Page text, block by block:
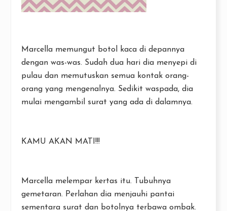
Marcella memungut botol kaca di depannya
dengan was-was. Sudah dua hari dia menyepi di
pulau dan memutuskan semua kontak orang-
orang yang mengenalnya. Sedikit waspada, dia
mulai mengambil surat yang ada di dalamnya.
KAMU AKAN MATI!!!
Marcella melempar kertas itu. Tubuhnya
gemetaran. Perlahan dia menjauhi pantai
sementara surat dan botolnya terbawa ombak.